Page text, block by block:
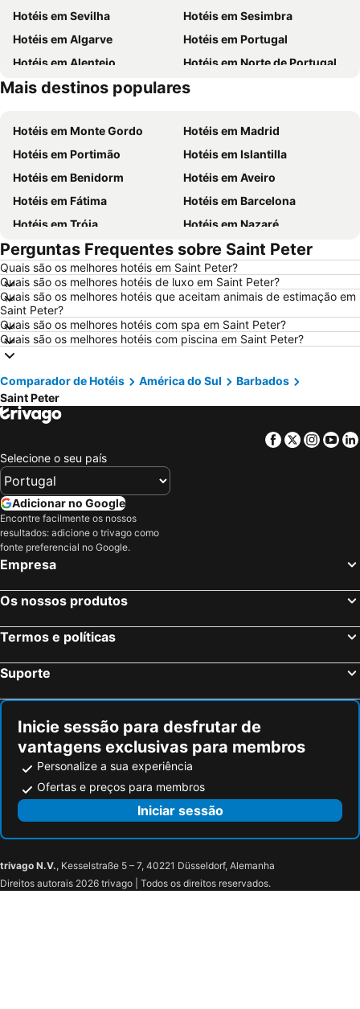
Hotéis em Sevilha
Hotéis em Sesimbra
Hotéis em Algarve
Hotéis em Portugal
Hotéis em Alentejo
Hotéis em Norte de Portugal
Hotéis em Madeira
Hotéis em Espanha
Mais destinos populares
Hotéis em Monte Gordo
Hotéis em Madrid
Hotéis em Portimão
Hotéis em Islantilla
Hotéis em Benidorm
Hotéis em Aveiro
Hotéis em Fátima
Hotéis em Barcelona
Hotéis em Tróia
Hotéis em Nazaré
Hotéis em Évora
Hotéis em Peniche
Hotéis em Porto Santo
Hotéis em Isla Canela
Hotéis em Sangenjo
Hotéis em Vila Nova de Milfontes
Hotéis em Vilamoura
Hotéis em Vigo
Hotéis em Roma
Hotéis em Centro de Portugal
Hotéis em Maiorca
Hotéis em Andaluzia
Hotéis em Minorca
Hotéis em Ibiza
Hotéis em Galiza
Hotéis em Douro
Hotéis em Serra da Estrela
Hotéis em Costa do Sol
Hotéis em Tenerife
Hotéis em São Miguel
Perguntas Frequentes sobre Saint Peter
Quais são os melhores hotéis em Saint Peter?
Quais são os melhores hotéis de luxo em Saint Peter?
Quais são os melhores hotéis que aceitam animais de estimação em
Saint Peter?
Quais são os melhores hotéis com spa em Saint Peter?
Quais são os melhores hotéis com piscina em Saint Peter?
Comparador de Hotéis América do Sul
Barbados
Saint Peter
Facebook
Twitter
Selecione o seu país
Adicionar no Google
Encontre facilmente os nossos
resultados: adicione o trivago como
fonte preferencial no Google.
Empresa
Os nossos produtos
Termos e políticas
Suporte
Inicie sessão para desfrutar de
vantagens exclusivas para membros
Personalize a sua experiência
Ofertas e preços para membros
Iniciar sessão
trivago N.V., Kesselstraße 5 – 7, 40221 Düsseldorf, Alemanha
Direitos autorais 2026 trivago | Todos os direitos reservados.